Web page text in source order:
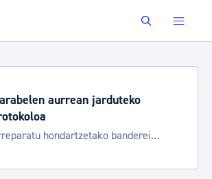
Buscar
aurrean jarduteko
hondartzetako banderei